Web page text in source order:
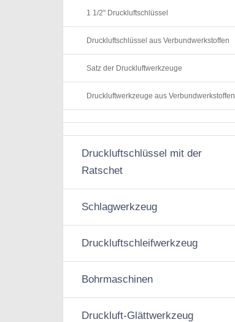
1 1/2" Druckluftschlüssel
Druckluftschlüssel aus Verbundwerkstoffen
Satz der Druckluftwerkzeuge
Druckluftwerkzeuge aus Verbundwerkstoffen
Druckluftschlüssel mit der
Ratschet
Schlagwerkzeug
Druckluftschleifwerkzeug
Bohrmaschinen
Druckluft-Glättwerkzeug